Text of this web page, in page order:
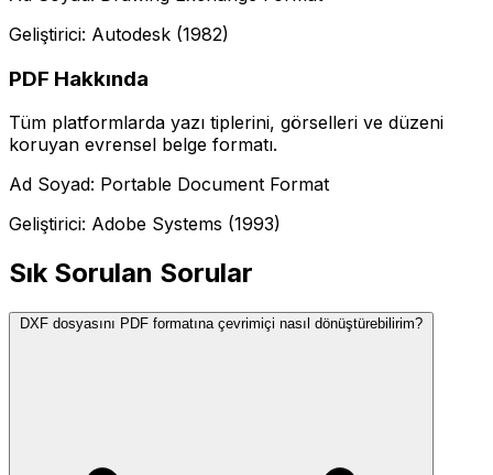
Geliştirici: Autodesk (1982)
PDF Hakkında
Tüm platformlarda yazı tiplerini, görselleri ve düzeni
koruyan evrensel belge formatı.
Ad Soyad: Portable Document Format
Geliştirici: Adobe Systems (1993)
Sık Sorulan Sorular
DXF dosyasını PDF formatına çevrimiçi nasıl dönüştürebilirim?